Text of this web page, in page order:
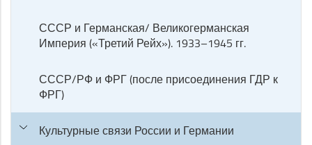
СССР и Германская/ Великогерманская
Империя («Третий Рейх»). 1933–1945 гг.
СССР/РФ и ФРГ (после присоединения ГДР к
ФРГ)
Культурные связи России и Германии